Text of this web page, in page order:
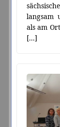
langsam
als am
[...]